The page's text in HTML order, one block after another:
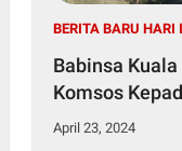
BERITA BARU HARI
Babinsa
Komsos
April 23, 2024